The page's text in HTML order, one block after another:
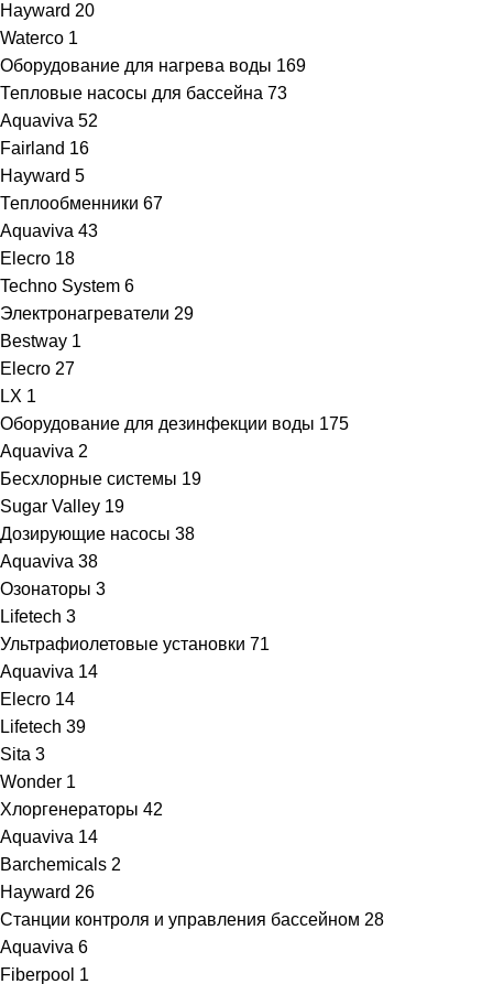
Hayward 20
Waterco 1
Оборудование для нагрева воды 169
Тепловые насосы для бассейна 73
Aquaviva 52
Fairland 16
Hayward 5
Теплообменники 67
Aquaviva 43
Elecro 18
Techno System 6
Электронагреватели 29
Bestway 1
Elecro 27
LX 1
Оборудование для дезинфекции воды 175
Aquaviva 2
Бесхлорные системы 19
Sugar Valley 19
Дозирующие насосы 38
Aquaviva 38
Озонаторы 3
Lifetech 3
Ультрафиолетовые установки 71
Aquaviva 14
Elecro 14
Lifetech 39
Sita 3
Wonder 1
Хлоргенераторы 42
Aquaviva 14
Barchemicals 2
Hayward 26
Станции контроля и управления бассейном 28
Aquaviva 6
Fiberpool 1